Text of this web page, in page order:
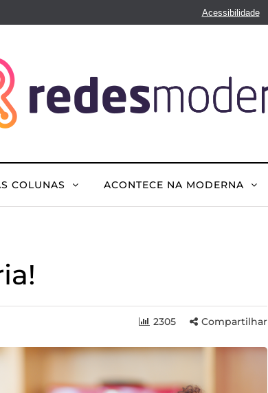
Acessibilidade
COLUNAS ACONTECE NA MODERNA
2305 Compartilhar